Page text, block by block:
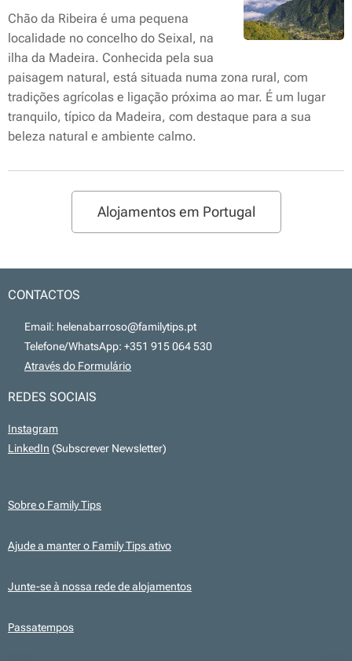
Chão da Ribeira é uma pequena
localidade no concelho do Seixal, na
ilha da Madeira. Conhecida pela sua
paisagem natural, está situada numa zona rural, com
tradições agrícolas e ligação próxima ao mar. É um lugar
tranquilo, típico da Madeira, com destaque para a sua
beleza natural e ambiente calmo.
Alojamentos em Portugal
CONTACTOS
📧 Email: helenabarroso@familytips.pt
📞 Telefone/WhatsApp: +351 915 064 530
Através do Formulário
REDES SOCIAIS
Instagram
LinkedIn (Subscrever Newsletter)
Sobre o Family Tips
Ajude a manter o Family Tips ativo
Junte-se à nossa rede de alojamentos
Passatempos